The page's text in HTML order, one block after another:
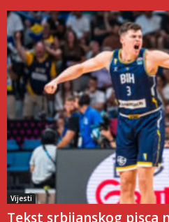
Vijesti
Tekst srbijanskog pisca